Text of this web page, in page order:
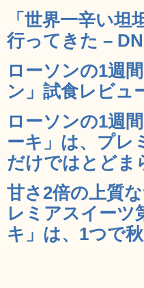
「世界一辛い
行ってきた –
ローソンの1週
ン」試食レビュ
ローソンの1週
ーキ」は、プレ
だけではとどま
甘さ2倍の上質
レミアスイーツ
キ」は、1つで